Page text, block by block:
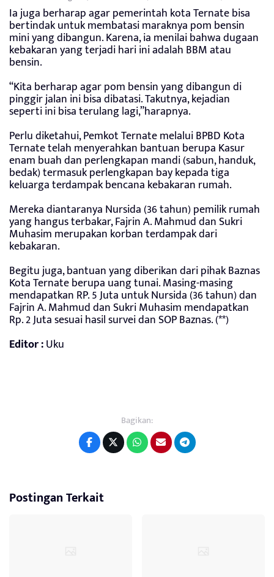
Ia juga berharap agar pemerintah kota Ternate bisa
bertindak untuk membatasi maraknya pom bensin
mini yang dibangun. Karena, ia menilai bahwa dugaan
kebakaran yang terjadi hari ini adalah BBM atau
bensin.
“Kita berharap agar pom bensin yang dibangun di
pinggir jalan ini bisa dibatasi. Takutnya, kejadian
seperti ini bisa terulang lagi,”harapnya.
Perlu diketahui, Pemkot Ternate melalui BPBD Kota
Ternate telah menyerahkan bantuan berupa Kasur
enam buah dan perlengkapan mandi (sabun, handuk,
bedak) termasuk perlengkapan bay kepada tiga
keluarga terdampak bencana kebakaran rumah.
Mereka diantaranya Nursida (36 tahun) pemilik rumah
yang hangus terbakar, Fajrin A. Mahmud dan Sukri
Muhasim merupakan korban terdampak dari
kebakaran.
Begitu juga, bantuan yang diberikan dari pihak Baznas
Kota Ternate berupa uang tunai. Masing-masing
mendapatkan RP. 5 Juta untuk Nursida (36 tahun) dan
Fajrin A. Mahmud dan Sukri Muhasim mendapatkan
Rp. 2 Juta sesuai hasil survei dan SOP Baznas. (**)
Editor :Uku
Bagikan:
Postingan Terkait